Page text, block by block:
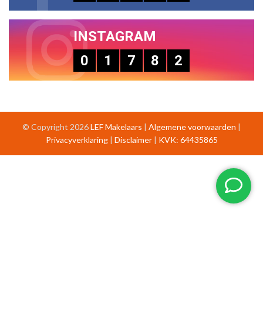
INSTAGRAM
0
1 7 8 2
© Copyright 2026LEF Makelaars | Algemene voorwaarden |
Privacyverklaring| Disclaimer| KVK: 64435865